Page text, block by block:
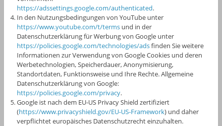
https://adssettings.google.com/authenticated.
In den Nutzungsbedingungen von YouTube unter
https://www.youtube.com/t/termsund in der
Datenschutzerklärung für Werbung von Google unter
https://policies.google.com/technologies/adsfinden Sie weitere
Informationen zur Verwendung von Google Cookies und deren
Werbetechnologien, Speicherdauer, Anonymisierung,
Standortdaten, Funktionsweise und Ihre Rechte. Allgemeine
Datenschutzerklärung von Google:
https://policies.google.com/privacy.
Google ist nach dem EU-US Privacy Shield zertifiziert
(https://www.privacyshield.gov/EU-US-Framework) und daher
verpflichtet europäisches Datenschutzrecht einzuhalten.